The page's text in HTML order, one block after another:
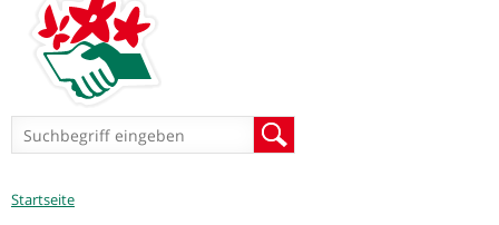
Suchformular
Sie
Startseite